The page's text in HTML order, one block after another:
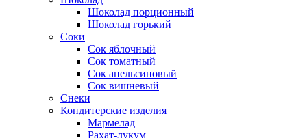
Шоколад порционный
Шоколад горький
Соки
Сок яблочный
Сок томатный
Сок апельсиновый
Сок вишневый
Снеки
Кондитерские изделия
Мармелад
Рахат-лукум